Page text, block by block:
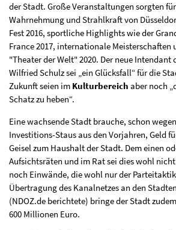
der Stadt. Große Veranstaltungen sorgten
Wahrnehmung und Strahlkraft von
Fest 2016, sportliche Highlights wie der
France 2017, internationale Meisterschaften
"Theater der Welt" 2020. Der neue Intendant
Wilfried Schulz sei „ein Glücksfall“ für die
Zukunft seien im Kulturbereich aber noch
Schatz zu heben“.
Eine wachsende Stadt brauche, schon
Investitions-Staus aus den Vorjahren, Geld
Geisel zum Haushalt der Stadt. Dem einen
Aufsichtsräten und im Rat sei dies wohl
noch Einwände, die wohl nur der
Übertragung des Kanalnetzes an den
(NDOZ.de berichtete) bringe der Stadt
600 Millionen Euro.